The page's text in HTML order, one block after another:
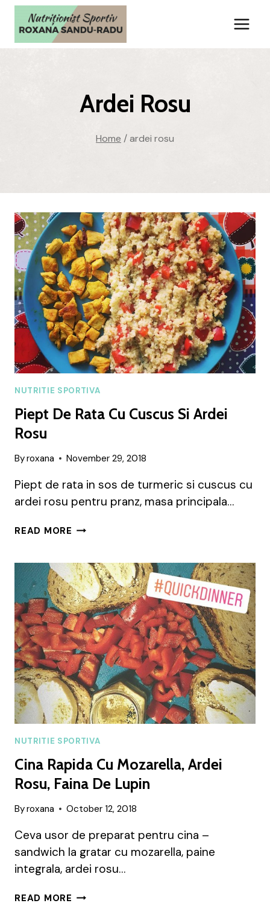
Skip
content
Ardei Rosu
Home /ardei rosu
NUTRITIE SPORTIVA
Piept De Rata Cu Cuscus Si Ardei
Rosu
Byroxana November 29, 2018
Piept de rata in sos de turmeric si cuscus cu
ardei rosu pentru pranz, masa principala…
READ MORE PIEPT
CU
CUSCUS
SI
ARDEI
ROSU
NUTRITIE SPORTIVA
Cina Rapida Cu Mozarella, Ardei
Rosu, Faina De Lupin
Byroxana October 12, 2018
Ceva usor de preparat pentru cina –
sandwich la gratar cu mozarella, paine
integrala, ardei rosu…
READ MORE CINA